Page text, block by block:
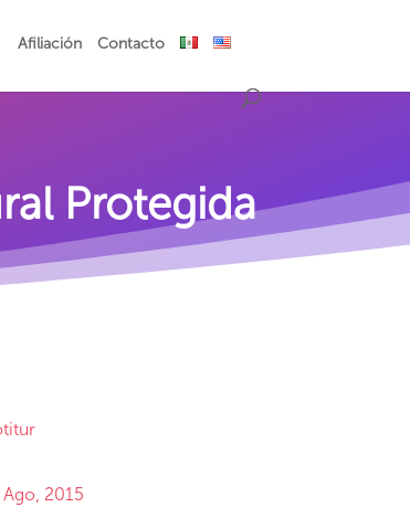
Afiliación Contacto
Protegida
Ago, 2015